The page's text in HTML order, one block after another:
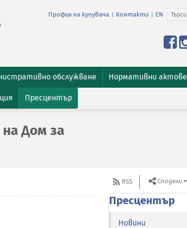
Профил на купувача Контакти EN
обслужване Нормативни актове
Пресцентър
Дом за
RSS Сподели
Пресцентър
Новини